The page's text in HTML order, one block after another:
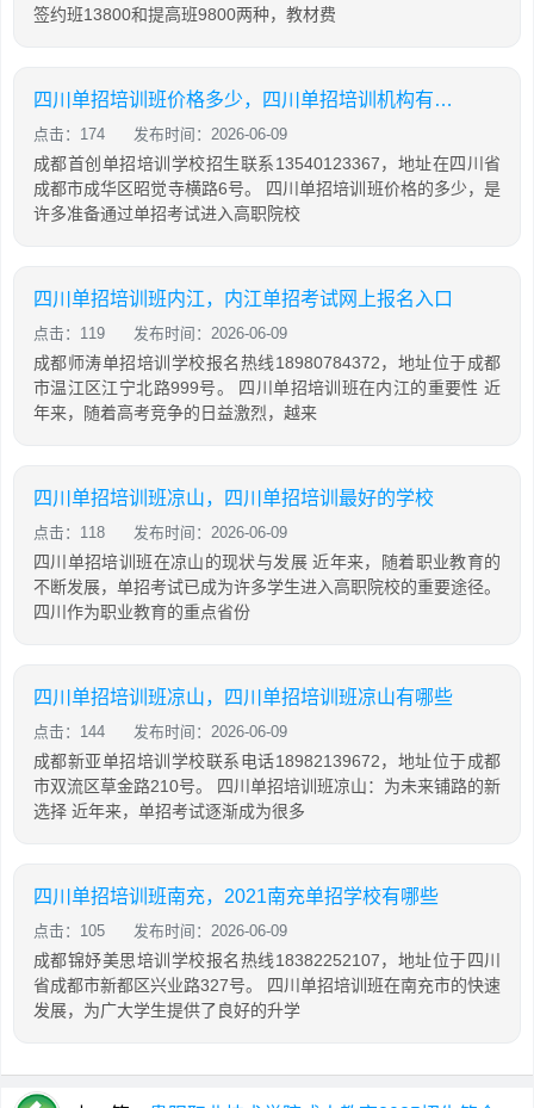
签约班13800和提高班9800两种，教材费
四川单招培训班价格多少，四川单招培训机构有哪些
点击：174 发布时间：2026-06-09
成都首创单招培训学校招生联系13540123367，地址在四川省
成都市成华区昭觉寺横路6号。 四川单招培训班价格的多少，是
许多准备通过单招考试进入高职院校
四川单招培训班内江，内江单招考试网上报名入口
点击：119 发布时间：2026-06-09
成都师涛单招培训学校报名热线18980784372，地址位于成都
市温江区江宁北路999号。 四川单招培训班在内江的重要性 近
年来，随着高考竞争的日益激烈，越来
四川单招培训班凉山，四川单招培训最好的学校
点击：118 发布时间：2026-06-09
四川单招培训班在凉山的现状与发展 近年来，随着职业教育的
不断发展，单招考试已成为许多学生进入高职院校的重要途径。
四川作为职业教育的重点省份
四川单招培训班凉山，四川单招培训班凉山有哪些
点击：144 发布时间：2026-06-09
成都新亚单招培训学校联系电话18982139672，地址位于成都
市双流区草金路210号。 四川单招培训班凉山：为未来铺路的新
选择 近年来，单招考试逐渐成为很多
四川单招培训班南充，2021南充单招学校有哪些
点击：105 发布时间：2026-06-09
成都锦妤美思培训学校报名热线18382252107，地址位于四川
省成都市新都区兴业路327号。 四川单招培训班在南充市的快速
发展，为广大学生提供了良好的升学